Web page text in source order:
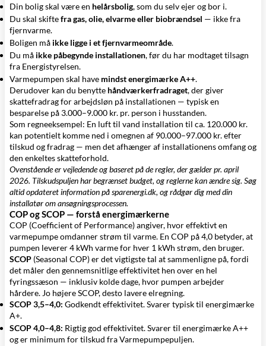
Din bolig skal være en helårsbolig, som du selv ejer og bor i.
Du skal skiftefra gas, olie, elvarme eller biobrændsel — ikke fra
fjernvarme.
Boligen må ikke ligge i et fjernvarmeområde.
Du må ikke påbegynde installationen, før du har modtaget tilsagn
fra Energistyrelsen.
Varmepumpen skal have mindst energimærke A++.
Derudover kan du benytte håndværkerfradraget, der giver
skattefradrag for arbejdsløn på installationen — typisk en
besparelse på 3.000–9.000 kr. pr. person i husstanden.
Som regneeksempel: En luft til vand installation til ca. 120.000 kr.
kan potentielt komme ned i omegnen af 90.000–97.000 kr. efter
tilskud og fradrag — men det afhænger af installationens omfang og
den enkeltes skatteforhold.
Ovenstående er vejledende og baseret på de regler, der gælder pr. april
2026. Tilskudspuljen har begrænset budget, og reglerne kan ændre sig. Søg
altid opdateret information på sparenergi.dk, og rådgør dig med din
installatør om ansøgningsprocessen.
COP og SCOP — forstå energimærkerne
COP (Coefficient of Performance) angiver, hvor effektivt en
varmepumpe omdanner strøm til varme. En COP på 4,0 betyder, at
pumpen leverer 4 kWh varme for hver 1 kWh strøm, den bruger.
SCOP (Seasonal COP) er det vigtigste tal at sammenligne på, fordi
det måler den gennemsnitlige effektivitet hen over en hel
fyringssæson — inklusiv kolde dage, hvor pumpen arbejder
hårdere. Jo højere SCOP, desto lavere elregning.
SCOP 3,5–4,0: Godkendt effektivitet. Svarer typisk til energimærke
A+.
SCOP 4,0–4,8: Rigtig god effektivitet. Svarer til energimærke A++
og er minimum for tilskud fra Varmepumpepuljen.